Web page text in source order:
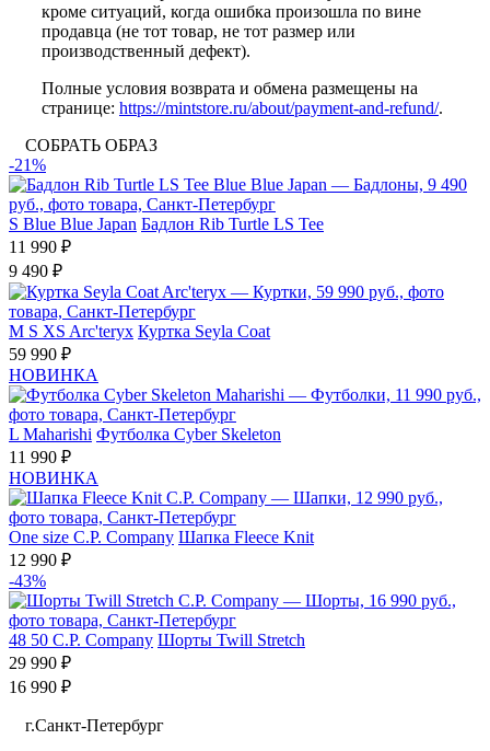
кроме ситуаций, когда ошибка произошла по вине
продавца (не тот товар, не тот размер или
производственный дефект).
Полные условия возврата и обмена размещены на
странице: https://mintstore.ru/about/payment-and-refund/.
СОБРАТЬ ОБРАЗ
-21%
S Blue Blue Japan Бадлон Rib Turtle LS Tee
11 990 ₽
9 490 ₽
M S XS Arc'teryx Куртка Seyla Coat
59 990 ₽
НОВИНКА
L Maharishi Футболка Cyber Skeleton
11 990 ₽
НОВИНКА
One size C.P. Company Шапка Fleece Knit
12 990 ₽
-43%
48 50 C.P. Company Шорты Twill Stretch
29 990 ₽
16 990 ₽
г.Санкт-Петербург